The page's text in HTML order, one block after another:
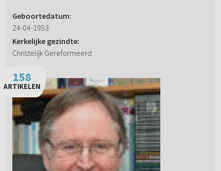
Geboortedatum:
24-04-1953
Kerkelijke gezindte:
Christelijk Gereformeerd
158
ARTIKELEN